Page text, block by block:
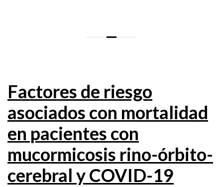
Factores de riesgo
asociados con mortalidad
en pacientes con
mucormicosis rino-órbito-
cerebral y COVID-19